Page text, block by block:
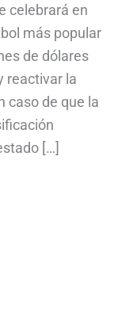
celebrará en
más popular
de dólares
reactivar la
caso de que la
[…]